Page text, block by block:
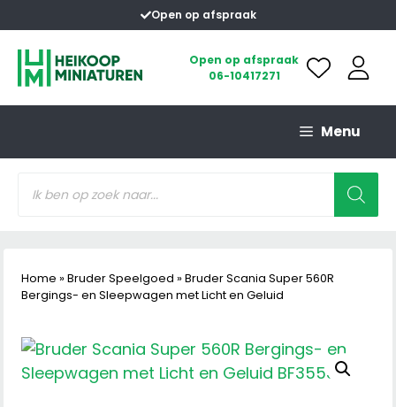
naar
inhoud
Open op afspraak
Open op afspraak
06-10417271
Menu
zoeken
Home » Bruder Speelgoed » Bruder Scania Super 560R
Bergings- en Sleepwagen met Licht en Geluid